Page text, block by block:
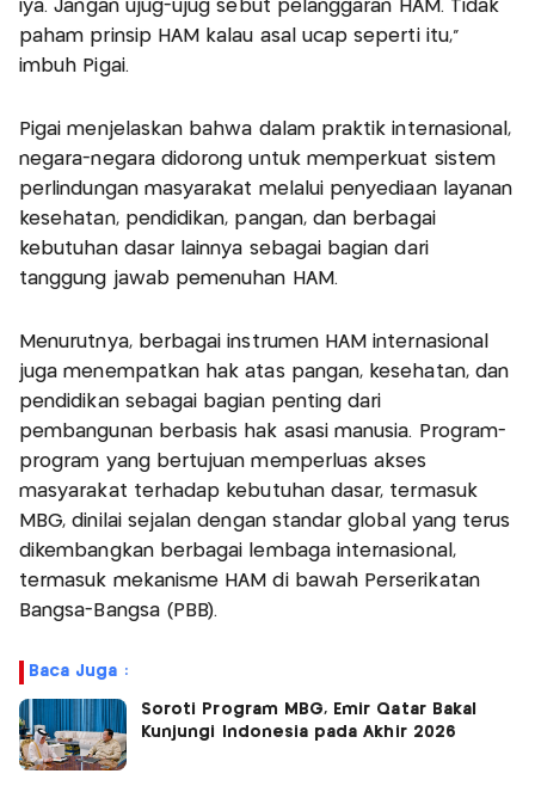
iya. Jangan ujug-ujug sebut pelanggaran HAM. Tidak
paham prinsip HAM kalau asal ucap seperti itu,"
imbuh Pigai.
Pigai menjelaskan bahwa dalam praktik internasional,
negara-negara didorong untuk memperkuat sistem
perlindungan masyarakat melalui penyediaan layanan
kesehatan, pendidikan, pangan, dan berbagai
kebutuhan dasar lainnya sebagai bagian dari
tanggung jawab pemenuhan HAM.
Menurutnya, berbagai instrumen HAM internasional
juga menempatkan hak atas pangan, kesehatan, dan
pendidikan sebagai bagian penting dari
pembangunan berbasis hak asasi manusia. Program-
program yang bertujuan memperluas akses
masyarakat terhadap kebutuhan dasar, termasuk
MBG, dinilai sejalan dengan standar global yang terus
dikembangkan berbagai lembaga internasional,
termasuk mekanisme HAM di bawah Perserikatan
Bangsa-Bangsa (PBB).
Baca Juga :
Soroti Program MBG, Emir Qatar Bakal
Kunjungi Indonesia pada Akhir 2026